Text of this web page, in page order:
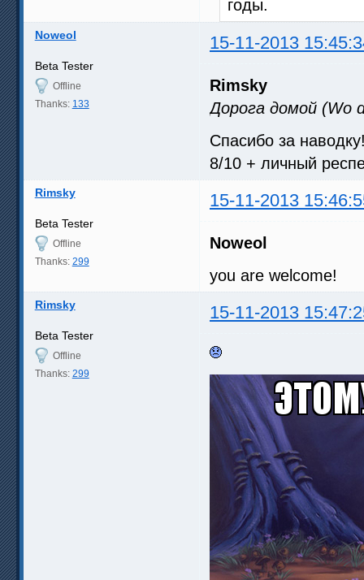
годы.
Noweol 15-11-2013
Beta Tester
Offline
Thanks: 133
Rimsky
Дорога домой (Wo
Спасибо за
8/10 + личный
Rimsky 15-11-2013
Beta Tester
Offline
Thanks: 299
Noweol
you are welcome!
Rimsky 15-11-2013
Beta Tester
Offline
Thanks: 299